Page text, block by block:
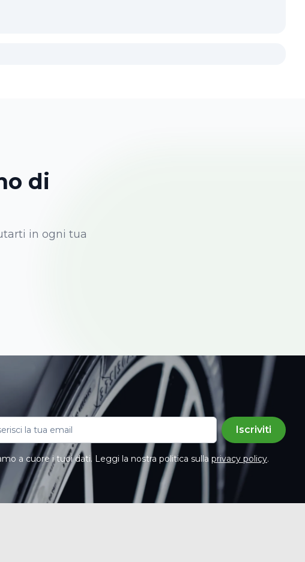
di
in ogni tua
Iscriviti
a cuore i tuoi dati. Leggi la nostra politica sulla privacy policy.